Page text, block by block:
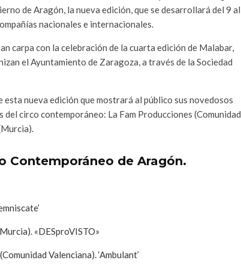
de Aragón, la nueva edición, que se desarrollará del 9 al
nacionales e internacionales.
carpa con la celebración de la cuarta edición de Malabar,
el Ayuntamiento de Zaragoza, a través de la Sociedad
nueva edición que mostrará al público sus novedosos
circo contemporáneo: La Fam Producciones (Comunidad
Contemporáneo de Aragón.
«DESproVISTO»
Valenciana). ‘Ambulant’